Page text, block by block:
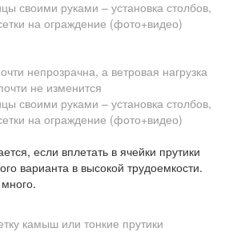
непрозрачна, а ветровая нагрузка
не изменится
если вплетать в ячейки прутики
варианта в высокой трудоемкости.
камыш или тонкие прутики